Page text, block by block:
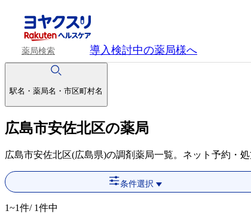
薬局検索 導入検討中の薬局様へ
駅名・薬局名・市区町村名
広島市安佐北区の薬局
広島市安佐北区(広島県)の調剤薬局一覧。ネット予約・
条件選択
1~1件/ 1件中